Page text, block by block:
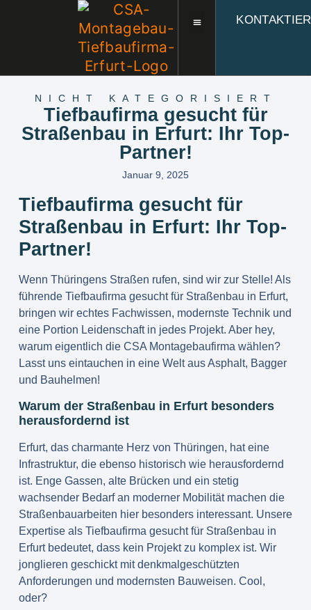
NICHT KATEGORISIERT
Tiefbaufirma gesucht für
Straßenbau in Erfurt: Ihr Top-
Partner!
Januar 9, 2025
Tiefbaufirma gesucht für
Straßenbau in Erfurt: Ihr Top-
Partner!
Wenn Thüringens Straßen rufen, sind wir zur Stelle! Als
führende Tiefbaufirma gesucht für Straßenbau in Erfurt,
bringen wir echtes Fachwissen, modernste Technik und
eine Portion Leidenschaft in jedes Projekt. Aber hey,
warum eigentlich die CSA Montagebaufirma wählen?
Lasst uns eintauchen in eine Welt aus Asphalt, Bagger
und Bauhelmen!
Warum der Straßenbau in Erfurt besonders
herausfordernd ist
Erfurt, das charmante Herz von Thüringen, hat eine
Infrastruktur, die ebenso historisch wie herausfordernd
ist. Enge Gassen, alte Brücken und ein stetig
wachsender Bedarf an moderner Mobilität machen die
Straßenbauarbeiten hier besonders interessant. Unsere
Expertise als Tiefbaufirma gesucht für Straßenbau in
Erfurtbedeutet, dass kein Projekt zu komplex ist. Wir
jonglieren geschickt mit denkmalgeschützten
Anforderungen und modernsten Bauweisen. Cool,
oder?